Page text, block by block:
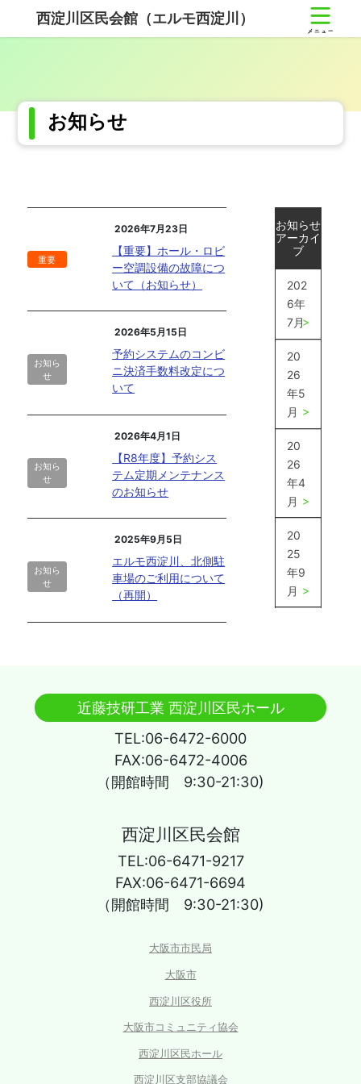
テ
ス
ゲ
ン
西淀川区民会館（エルモ西淀川）
お知らせ
重要
2026年7月23日
【重要】ホール・ロビ
ー空調設備の故障につ
いて（お知らせ）
お知ら
せ
2026年5月15日
予約システムのコンビ
ニ決済手数料改定につ
いて
お知ら
せ
2026年4月1日
【R8年度】予約シス
テム定期メンテナンス
のお知らせ
お知ら
せ
2025年9月5日
エルモ西淀川、北側駐
車場のご利用について
（再開）
お知らせ
アーカイ
ブ
202
6年
7月
20
26
年5
月
20
26
年4
月
20
25
年9
月
近藤技研工業 西淀川区民ホール
TEL:06-6472-6000
FAX:06-6472-4006
（開館時間 9:30-21:30)
西淀川区民会館
TEL:06-6471-9217
FAX:06-6471-6694
（開館時間 9:30-21:30)
大阪市市民局
大阪市
西淀川区役所
大阪市コミュニティ協会
西淀川区民ホール
西淀川区支部協議会